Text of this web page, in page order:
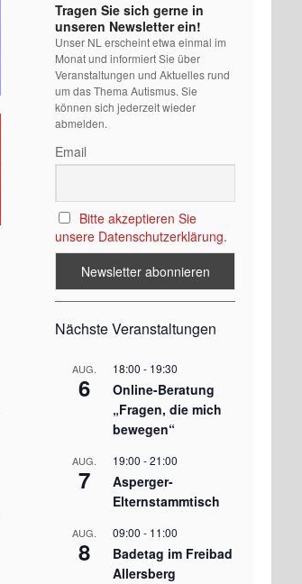
Tragen Sie sich gerne in
unseren Newsletter ein!
Unser NL erscheint etwa einmal im
Monat und informiert Sie über
Veranstaltungen und Aktuelles rund
um das Thema Autismus. Sie
können sich jederzeit wieder
abmelden.
Email
Bitte akzeptieren Sie
unsere Datenschutzerklärung.
Nächste Veranstaltungen
AUG.
6
18:00 - 19:30
Online-Beratung
„Fragen, die mich
bewegen“
AUG.
7
19:00 -21:00
Asperger-
Elternstammtisch
AUG.
8
09:00 - 11:00
Badetag im Freibad
Allersberg